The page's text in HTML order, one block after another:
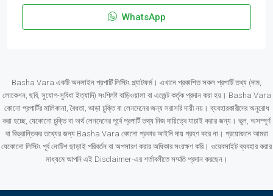
WhatsApp
Basha Vara একটি অনলাইন প্রপার্টি লিস্টিং প্ল্যাটফর্ম। এখানে প্রকাশিত সকল প্রপার্টি তথ্য (দাম,
লোকেশন, ছবি, সুযোগ-সুবিধা ইত্যাদি) সংশ্লিষ্ট বাড়িওয়ালা বা এজেন্ট কর্তৃক প্রদান করা হয়। Basha Vara
কোনো প্রপার্টির মালিকানা, বৈধতা, ভাড়া চুক্তি বা লেনদেনের জন্য সরাসরি দায়ী নয়। ব্যবহারকারীদের অনুরোধ
করা হচ্ছে, যেকোনো চুক্তি বা অর্থ লেনদেনের পূর্বে প্রপার্টি তথ্য নিজ দায়িত্বে যাচাই করার জন্য। ভুল, অসম্পূর্ণ
বা বিভ্রান্তিকর তথ্যের জন্য Basha Vara কোনো প্রকার আইনি দায় গ্রহণ করে না। প্রয়োজনে আমরা
যেকোনো লিস্টিং পূর্ব নোটিশ ছাড়াই পরিবর্তন বা অপসারণ করার অধিকার সংরক্ষণ করি। ওয়েবসাইট ব্যবহার করার
মাধ্যমে আপনি এই Disclaimer-এর শর্তাবলীতে সম্মতি প্রদান করছেন।